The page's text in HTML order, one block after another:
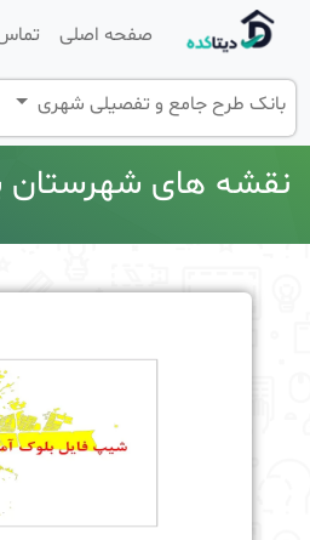
صفحه اصلی
بانک طرح جامع و تفصیلی شهری
نقشه های شهرستان